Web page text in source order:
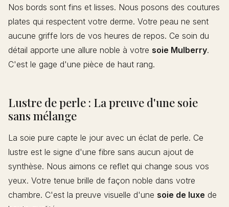
Nos bords sont fins et lisses. Nous posons des coutures
plates qui respectent votre derme. Votre peau ne sent
aucune griffe lors de vos heures de repos. Ce soin du
détail apporte une allure noble à votre soie Mulberry.
C'est le gage d'une pièce de haut rang.
Lustre de perle : La preuve d'une soie
sans mélange
La soie pure capte le jour avec un éclat de perle. Ce
lustre est le signe d'une fibre sans aucun ajout de
synthèse. Nous aimons ce reflet qui change sous vos
yeux. Votre tenue brille de façon noble dans votre
chambre. C'est la preuve visuelle d'une soie de luxe de